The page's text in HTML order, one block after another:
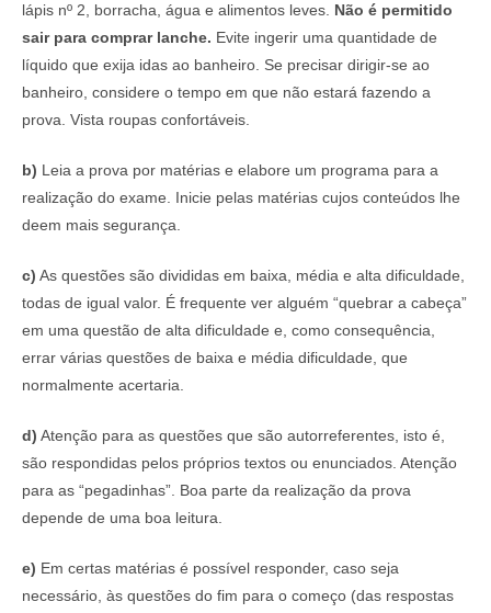
lápis nº 2, borracha, água e alimentos leves. Não é permitido
sair para comprar lanche. Evite ingerir uma quantidade de
líquido que exija idas ao banheiro. Se precisar dirigir-se ao
banheiro, considere o tempo em que não estará fazendo a
prova. Vista roupas confortáveis.
b) Leia a prova por matérias e elabore um programa para a
realização do exame. Inicie pelas matérias cujos conteúdos lhe
deem mais segurança.
c) As questões são divididas em baixa, média e alta dificuldade,
todas de igual valor. É frequente ver alguém “quebrar a cabeça”
em uma questão de alta dificuldade e, como consequência,
errar várias questões de baixa e média dificuldade, que
normalmente acertaria.
d) Atenção para as questões que são autorreferentes, isto é,
são respondidas pelos próprios textos ou enunciados. Atenção
para as “pegadinhas”. Boa parte da realização da prova
depende de uma boa leitura.
e) Em certas matérias é possível responder, caso seja
necessário, às questões do fim para o começo (das respostas